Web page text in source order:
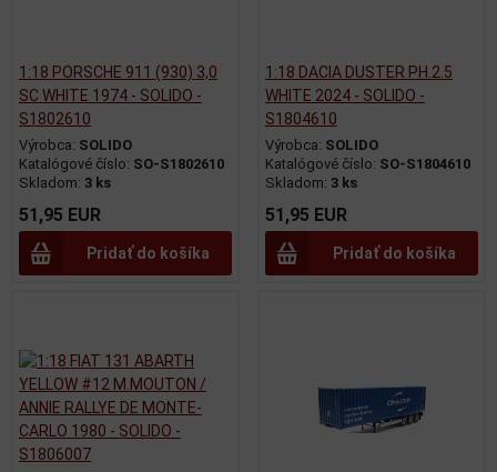
1:18 PORSCHE 911 (930) 3,0
SC WHITE 1974 - SOLIDO -
S1802610
Výrobca: SOLIDO
Katalógové číslo: SO-S1802610
Skladom: 3 ks
51,95 EUR
Pridať do košíka
1:18 DACIA DUSTER PH.2.5
WHITE 2024 - SOLIDO -
S1804610
Výrobca: SOLIDO
Katalógové číslo: SO-S1804610
Skladom: 3 ks
51,95 EUR
Pridať do košíka